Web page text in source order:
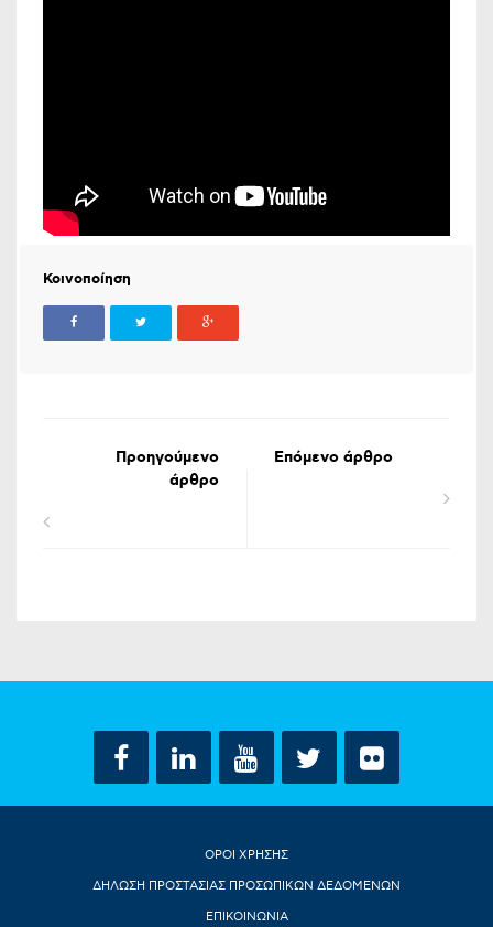
Κοινοποίηση
Προηγούμενο
άρθρο
Επόμενο άρθρο
ΟΡΟΙ ΧΡΗΣΗΣ
ΔΗΛΩΣΗ ΠΡΟΣΤΑΣΙΑΣ ΠΡΟΣΩΠΙΚΩΝ ΔΕΔΟΜΕΝΩΝ
ΕΠΙΚΟΙΝΩΝΙΑ